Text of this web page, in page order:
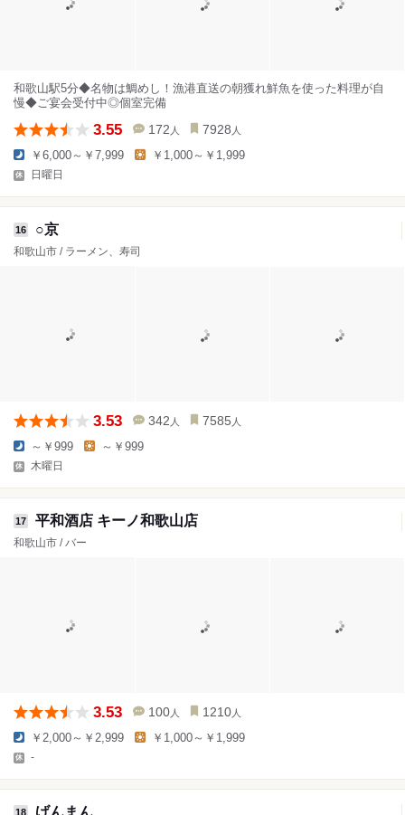
和歌山駅5分◆名物は鯛めし！漁港直送の朝獲れ鮮魚を使った料理が自
慢◆ご宴会受付中◎個室完備
3.55 172 人 7928 人
￥6,000～￥7,999 ￥1,000～￥1,999
日曜日
16 ○京
和歌山市 / ラーメン、寿司
3.53 342 人 7585 人
～￥999 ～￥999
木曜日
17 平和酒店 キーノ和歌山店
和歌山市 / バー
3.53 100 人 1210 人
￥2,000～￥2,999 ￥1,000～￥1,999
-
18 げんまん